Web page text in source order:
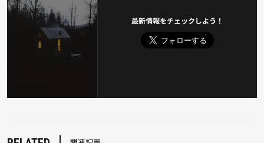
最新情報をチェックしよう！